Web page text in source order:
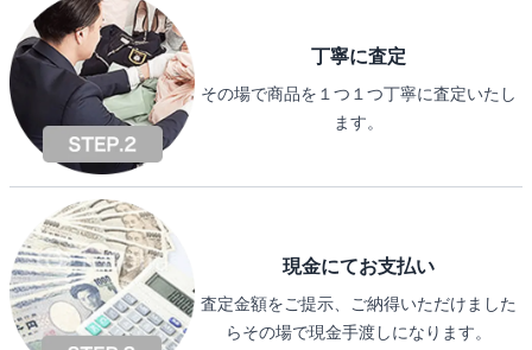
丁寧に査定
その場で商品を１つ１つ丁寧に査定いたし
ます。
現金にてお支払い
査定金額をご提示、ご納得いただけました
らその場で現金手渡しになります。